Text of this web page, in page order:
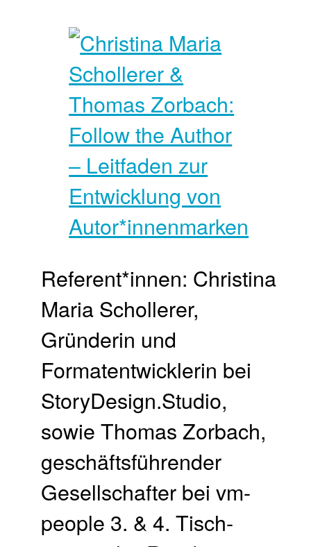
Referent*innen: Christina
Maria Schollerer,
Gründerin und
Formatentwicklerin bei
StoryDesign.Studio,
sowie Thomas Zorbach,
geschäftsführender
Gesellschafter bei vm-
people 3. & 4. Tisch­